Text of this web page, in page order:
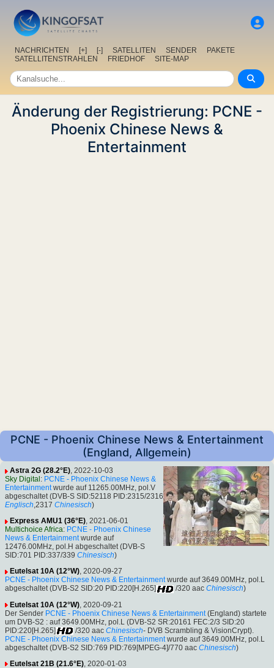
NACHRICHTEN [+] [-] SATELLITEN SENDER
PAKETE
SATELLITENSTRAHLEN
FRIEDHOF SITE-MAP
Änderung der Registrierung: PCNE -
Phoenix Chinese News &
Entertainment
PCNE - Phoenix Chinese News & Entertainment
(England, Allgemein)
Astra 2G (28.2°E), 2022-10-03
Sky Digital : PCNE - Phoenix Chinese News &
Entertainmentwurde auf 11265.00MHz, pol.V
abgeschaltet (DVB-S SID:52118 PID:2315/2316
Englisch,2317 Chinesisch)
Express AMU1 (36°E), 2021-06-01
Multichoice Africa: PCNE - Phoenix Chinese
News & Entertainmentwurde auf
12476.00MHz, pol.H abgeschaltet (DVB-S
SID:701 PID:337/339 Chinesisch)
Eutelsat 10A (12°W), 2020-09-27
PCNE - Phoenix Chinese News & Entertainmentwurde auf 3649.00MHz, pol.L
abgeschaltet (DVB-S2 SID:20 PID:220[H.265]
/320 aac Chinesisch)
Eutelsat 10A (12°W) , 2020-09-21
Der Sender PCNE - Phoenix Chinese News & Entertainment (England) startete
um DVB-S2 : auf 3649.00MHz, pol.L (DVB-S2 SR:20161 FEC:2/3 SID:20
PID:220[H.265]
/320 aac Chinesisch- DVB Scrambling & VisionCrypt).
PCNE - Phoenix Chinese News & Entertainmentwurde auf 3649.00MHz, pol.L
abgeschaltet (DVB-S2 SID:769 PID:769[MPEG-4]/770 aac Chinesisch)
Eutelsat 21B (21.6°E), 2020-01-03